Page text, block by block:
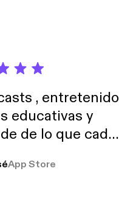
, entretenido
educativas y
de lo que cada
muchas horas
App Store